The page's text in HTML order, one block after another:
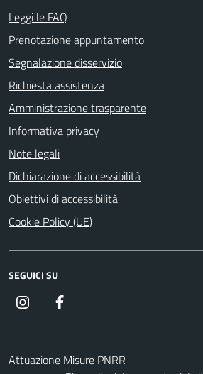
Leggi le FAQ
Prenotazione appuntamento
Segnalazione disservizio
Richiesta assistenza
Amministrazione trasparente
Informativa privacy
Note legali
Dichiarazione di accessibilità
Obiettivi di accessibilità
Cookie Policy (UE)
SEGUICI SU
Instagram
Attuazione Misure PNRR